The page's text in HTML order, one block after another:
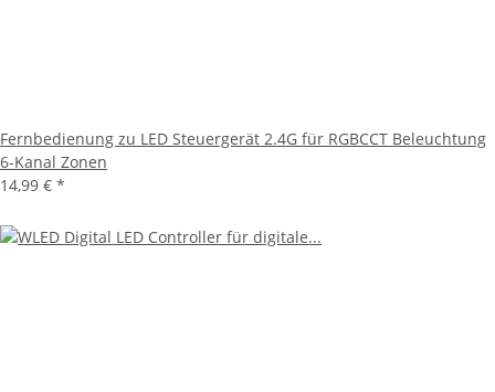
Fernbedienung zu LED Steuergerät 2.4G für RGBCCT Beleuchtung
6-Kanal Zonen
14,99 € *